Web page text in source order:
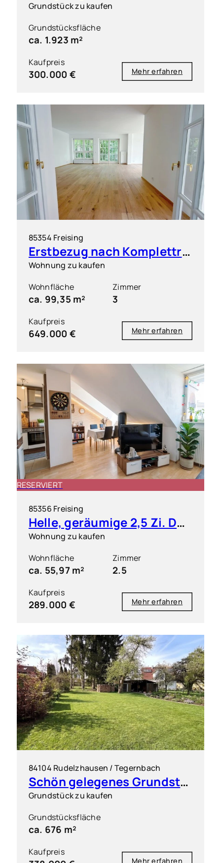
Grundstück zu kaufen
Grundstücksfläche
ca. 1.923 m²
Kaufpreis
300.000 € Mehr erfahren
85354 Freising
Erstbezug nach Komplettrenovierung: Elegante 3 Zimmer Wohnung in zentrumsnaher Lage
Wohnung zu kaufen
Wohnfläche
ca. 99,35 m²
Zimmer
3
Kaufpreis
649.000 € Mehr erfahren
RESERVIERT
85356 Freising
Helle, geräumige 2,5 Zi. DG ETW mit kleiner Dachterrasse
Wohnung zu kaufen
Wohnfläche
ca. 55,97 m²
Zimmer
2.5
Kaufpreis
289.000 € Mehr erfahren
84104 Rudelzhausen / Tegernbach
Schön gelegenes Grundstück für ein Doppelhaus (2 DHH)
Grundstück zu kaufen
Grundstücksfläche
ca. 676 m²
Kaufpreis
Mehr erfahren